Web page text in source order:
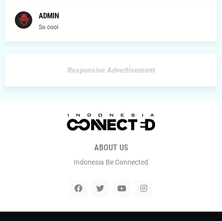
ADMIN
So cool
Responsive Advertisement
ABOUT US
Indonesia Be Connected